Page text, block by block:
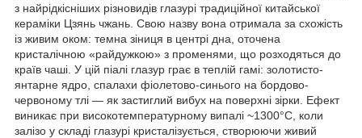
з найрідкісніших різновидів глазурі традиційної китайської
кераміки Цзянь чжань. Свою назву вона отримала за схожість
із живим оком: темна зіниця в центрі дна, оточена
кристалічною «райдужкою» з променями, що розходяться до
країв чаші. У цій піалі глазур грає в теплій гамі: золотисто-
янтарне ядро, спалахи фіолетово-синього на бордово-
червоному тлі — як застиглий вибух на поверхні зірки. Ефект
виникає при високотемпературному випалі ~1300°C, коли
залізо у складі глазурі кристалізується, створюючи живий